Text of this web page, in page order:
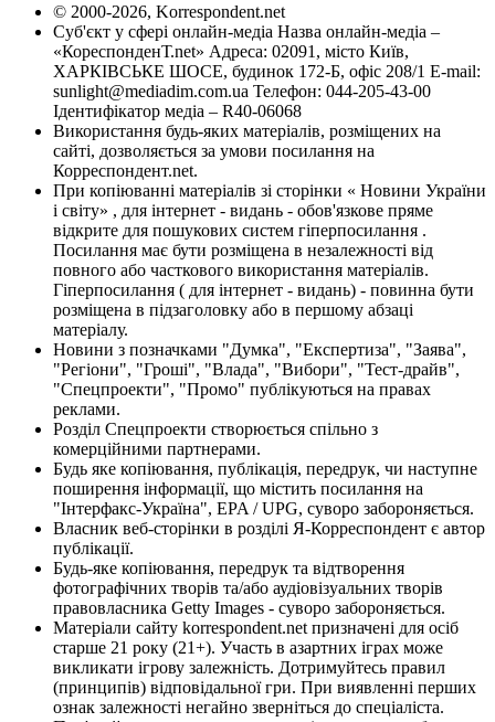
© 2000-2026, Korrespondent.net
Суб'єкт у сфері онлайн-медіа Назва онлайн-медіа –
«КореспонденТ.net» Адреса: 02091, місто Київ,
ХАРКІВСЬКЕ ШОСЕ, будинок 172-Б, офіс 208/1 E-mail:
sunlight@mediadim.com.ua Телефон: 044-205-43-00
Ідентифікатор медіа – R40-06068
Використання будь-яких матеріалів, розміщених на
сайті, дозволяється за умови посилання на
Корреспондент.net.
При копіюванні матеріалів зі сторінки « Новини України
і світу» , для інтернет - видань - обов'язкове пряме
відкрите для пошукових систем гіперпосилання .
Посилання має бути розміщена в незалежності від
повного або часткового використання матеріалів.
Гіперпосилання ( для інтернет - видань) - повинна бути
розміщена в підзаголовку або в першому абзаці
матеріалу.
Новини з позначками "Думка", "Експертиза", "Заява",
"Регіони", "Гроші", "Влада", "Вибори", "Тест-драйв",
"Спецпроекти", "Промо" публікуються на правах
реклами.
Розділ Спецпроекти створюється спільно з
комерційними партнерами.
Будь яке копіювання, публікація, передрук, чи наступне
поширення інформації, що містить посилання на
"Інтерфакс-Україна", EPA / UPG, суворо забороняється.
Власник веб-сторінки в розділі Я-Корреспондент є автор
публікації.
Будь-яке копіювання, передрук та відтворення
фотографічних творів та/або аудіовізуальних творів
правовласника Getty Images - суворо забороняється.
Матеріали сайту korrespondent.net призначені для осіб
старше 21 року (21+). Участь в азартних іграх може
викликати ігрову залежність. Дотримуйтесь правил
(принципів) відповідальної гри. При виявленні перших
ознак залежності негайно зверніться до спеціаліста.